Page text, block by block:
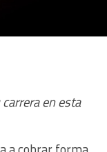
en esta